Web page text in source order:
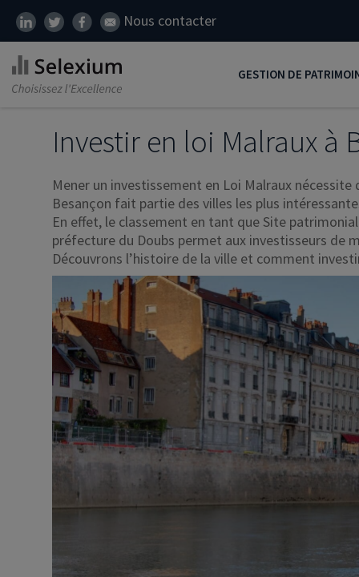
Nous contacter
GESTION DE
Réduire ses impôts
Préparer sa retraite
Transmission de
SCI
Comment placer son
Défiscalisation
Dirigeant d’entreprise
Conseils fiscalité
Investir en loi Malraux à
Mener un investissement en Loi Malraux
Besançon fait partie des villes les plus
En effet, le classement en tant que Site
préfecture du Doubs permet aux investisseurs de
Découvrons l’histoire de la ville et comment